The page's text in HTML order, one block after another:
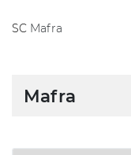
SC Mafra
Mafra